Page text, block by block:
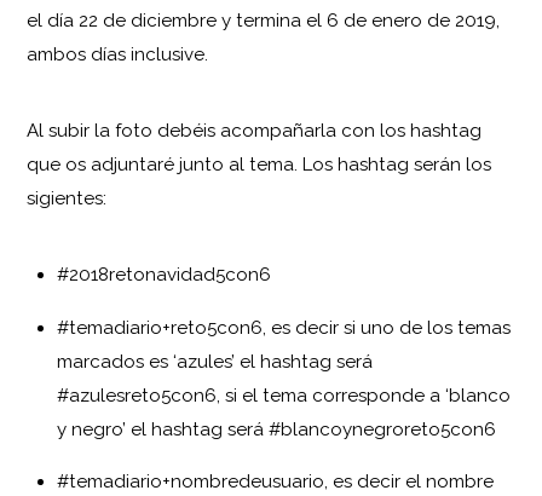
el día 22 de diciembre y termina el 6 de enero de 2019,
ambos días inclusive.
Al subir la foto debéis acompañarla con los hashtag
que os adjuntaré junto al tema. Los hashtag serán los
sigientes:
#2018retonavidad5con6
#temadiario+reto5con6, es decir si uno de los temas
marcados es ‘azules’ el hashtag será
#azulesreto5con6, si el tema corresponde a ‘blanco
y negro’ el hashtag será #blancoynegroreto5con6
#temadiario+nombredeusuario, es decir el nombre